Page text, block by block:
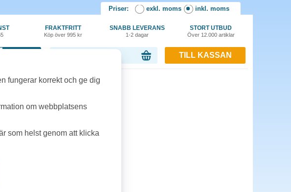
Priser: exkl. moms inkl. moms
FRAKTFRITT
Köp över 995 kr
SNABB LEVERANS
1-2 dagar
STORT UTBUD
Över 12.000 artiklar
TILL KASSAN
CE311A 1k cyan
HP CE311A 1k cyan
fungerar korrekt och ge dig
om webbplatsens
som helst genom att klicka